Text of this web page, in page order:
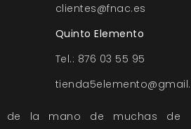
clientes@fnac.es
Quinto Elemento
Tel.: 876 03 55 95
de la mano de muchas de